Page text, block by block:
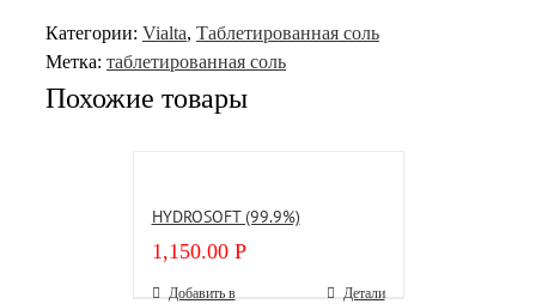
Категории: Vialtа, Таблетированная соль
Метка: таблетированная соль
Похожие товары
HYDROSOFT (99.9%)
1,150.00 Р
Добавить в
Детали